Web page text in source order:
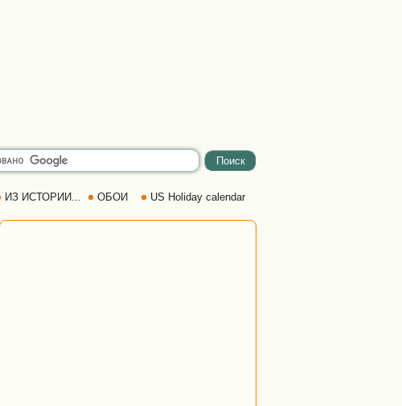
ИЗ ИСТОРИИ... ОБОИ US Holiday calendar